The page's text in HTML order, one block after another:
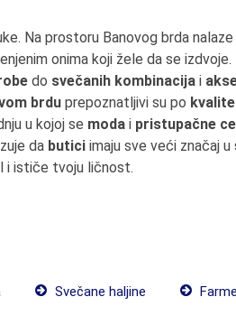
Na prostoru Banovog brda nalaze
onima koji žele da se
do svečanih kombinacija i
brdu prepoznatljivi su po
u kojoj se moda i pristupačne
da butici imaju sve veći značaj
i ističe tvoju ličnost.
Svečane haljine